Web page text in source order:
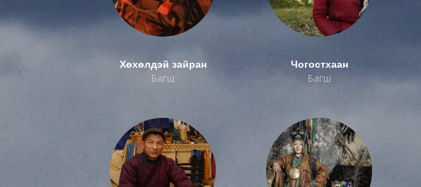
Хөхөлдэй зайран
Багш
Чогостхаан
Багш